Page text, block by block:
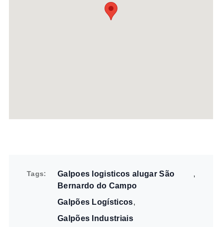
Tags
Galpoes logisticos alugar São
Bernardo do Campo
Galpões Logísticos
Galpões Industriais